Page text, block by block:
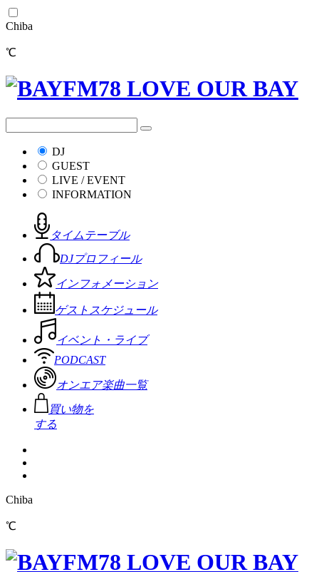
Chiba
℃
DJ
GUEST
LIVE / EVENT
INFORMATION
タイムテーブル
DJプロフィール
インフォメーション
ゲストスケジュール
イベント・ライブ
PODCAST
オンエア楽曲一覧
買い物を
する
Chiba
℃